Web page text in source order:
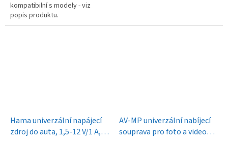
kompatibilní s modely - viz
popis produktu.
Hama univerzální napájecí
zdroj do auta, 1,5-12 V/1 A, 8
AV-MP univerzální nabíjecí
souprava pro foto a video